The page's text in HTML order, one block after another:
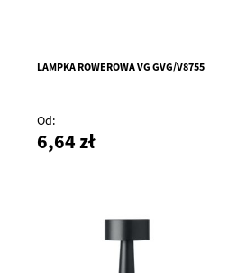
LAMPKA ROWEROWA VG GVG/V8755
Od
6,64 zł